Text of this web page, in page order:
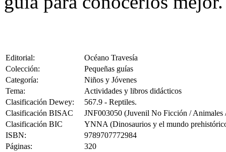
Editorial:
Océano Travesía
Colección:
Pequeñas guías
Categoría:
Niños y Jóvenes
Tema:
Actividades y libros didácticos
Clasificación Dewey:
567.9 - Reptiles.
Clasificación BISAC
JNF003050 (Juvenil No Ficción / Animales
Clasificación BIC
YNNA (Dinosaurios y el mundo
ISBN:
9789707772984
Páginas:
320